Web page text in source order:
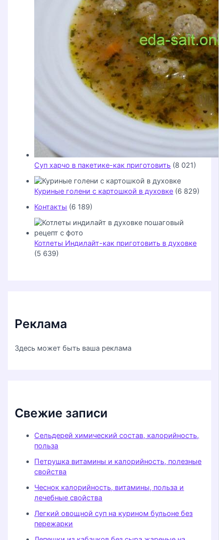
Суп харчо в пакетике-как приготовить (8 021)
Куриные голени с картошкой в духовке (6 829)
Контакты (6 189)
Котлеты Индилайт-как приготовить в духовке
(5 639)
Реклама
Здесь может быть ваша реклама
Свежие записи
Сельдерей химический состав, калорийность,
польза
Петрушка витамины и калорийность, полезные
свойства
Чеснок калорийность, витамины, польза и
лечебные свойства
Легкий овощной суп на курином бульоне без
пережарки